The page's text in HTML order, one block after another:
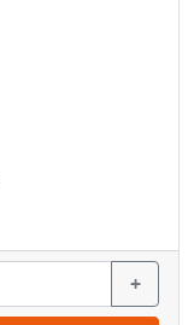
+